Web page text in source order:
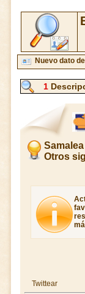
Nuevo dato
1
Samalea
Otros
Twittear